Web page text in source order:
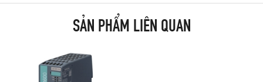
SẢN PHẨM LIÊN QUAN